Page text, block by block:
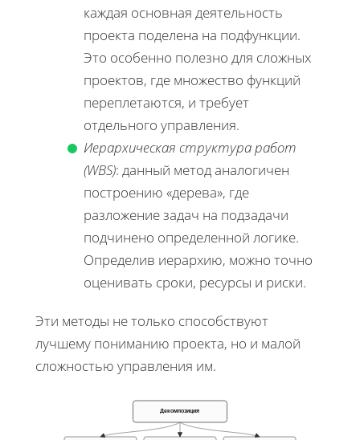
каждая основная деятельность
проекта поделена на подфункции.
Это особенно полезно для сложных
проектов, где множество функций
переплетаются, и требует
отдельного управления.
Иерархическая структура работ
(WBS): данный метод аналогичен
построению «дерева», где
разложение задач на подзадачи
подчинено определенной логике.
Определив иерархию, можно точно
оценивать сроки, ресурсы и риски.
Эти методы не только способствуют
лучшему пониманию проекта, но и малой
сложностью управления им.
Декомпозиция